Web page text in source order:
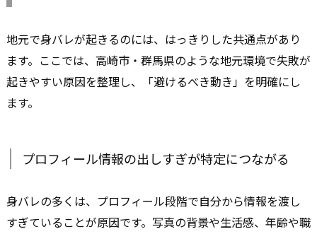
地元で身バレが起きるのには、はっきりした共通点があり
ます。ここでは、高崎市・群馬県のような地元環境で失敗が
起きやすい原因を整理し、「避けるべき動き」を明確にし
ます。
プロフィール情報の出しすぎが特定につながる
身バレの多くは、プロフィール段階で自分から情報を渡し
すぎていることが原因です。写真の背景や生活感、年齢や職